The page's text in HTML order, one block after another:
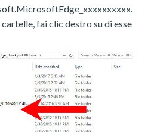
fai clic destro su di esse